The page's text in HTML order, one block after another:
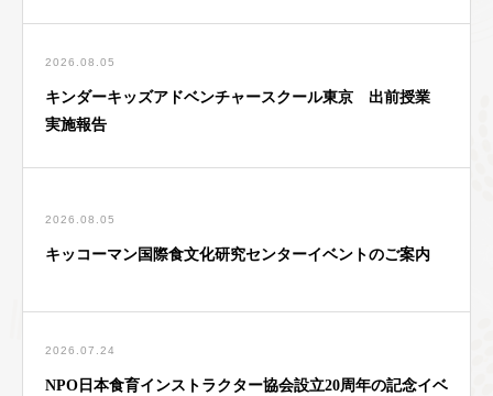
2026.08.05
キンダーキッズアドベンチャースクール東京 出前授業
実施報告
2026.08.05
キッコーマン国際食文化研究センターイベントのご案内
2026.07.24
NPO日本食育インストラクター協会設立20周年の記念イベ